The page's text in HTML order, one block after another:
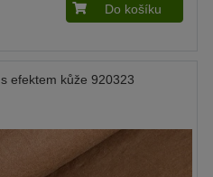
Do košíku
efektem kůže 920323